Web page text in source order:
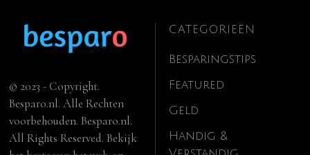
© 2023 - Copyright.
Besparo.nl. Alle Rechten
voorbehouden. Besparo.nl.
All Rights Reserved. Bekijk
CATEGORIEËN
Besparingstips
Featured
Geld
Handig &